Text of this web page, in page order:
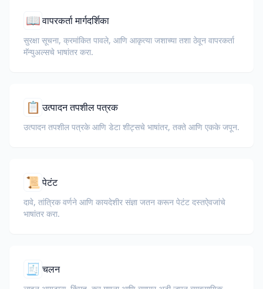
📖वापरकर्ता मार्गदर्शिका
सुरक्षा सूचना, क्रमांकित पावले, आणि आकृत्या जशाच्या तशा ठेवून वापरकर्ता
मॅन्युअल्सचे भाषांतर करा.
📋 उत्पादन तपशील पत्रक
उत्पादन तपशील पत्रके आणि डेटा शीट्सचे भाषांतर, तक्ते आणि एकके जपून.
📜 पेटंट
दावे, तांत्रिक वर्णने आणि कायदेशीर संज्ञा जतन करून पेटंट दस्तऐवजांचे
भाषांतर करा.
🧾 चलन